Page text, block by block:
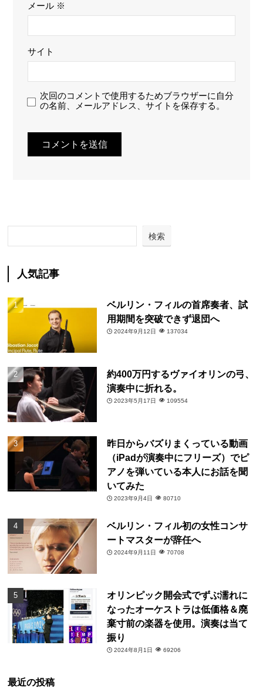
メール ※
サイト
次回のコメントで使用するためブラウザーに自分
の名前、メールアドレス、サイトを保存する。
検索
人気記事
ベルリン・フィルの首席奏者、試
用期間を突破できず退団へ
2024年9月12日 137034
約400万円するヴァイオリンの弓、
演奏中に折れる。
2023年5月17日 109554
昨日からバズりまくっている動画
（iPadが演奏中にフリーズ）でピ
アノを弾いている本人にお話を聞
いてみた
2023年9月4日 80710
ベルリン・フィル初の女性コンサ
ートマスターが辞任へ
2024年9月11日 70708
オリンピック開会式でずぶ濡れに
なったオーケストラは低価格＆廃
棄寸前の楽器を使用。演奏は当て
振り
2024年8月1日 69206
最近の投稿